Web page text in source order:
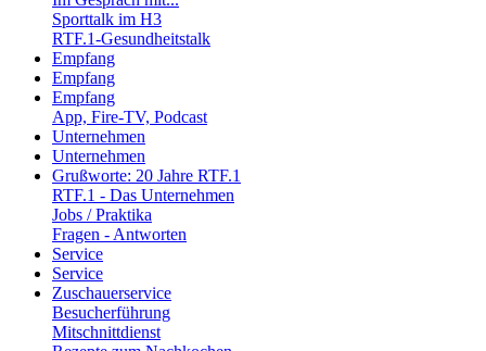
Sporttalk im H3
RTF.1-Gesundheitstalk
Empfang
Empfang
Empfang
App, Fire-TV, Podcast
Unternehmen
Unternehmen
Grußworte: 20 Jahre RTF.1
RTF.1 - Das Unternehmen
Jobs / Praktika
Fragen - Antworten
Service
Service
Zuschauerservice
Besucherführung
Mitschnittdienst